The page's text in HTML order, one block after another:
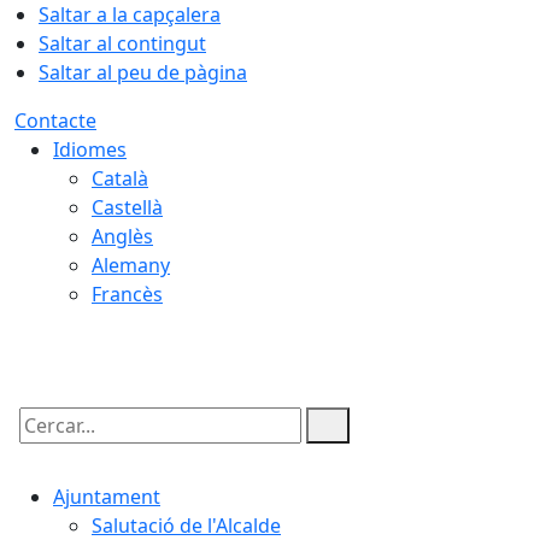
Saltar a la capçalera
Saltar al contingut
Saltar al peu de pàgina
Contacte
Idiomes
Català
Castellà
Anglès
Alemany
Francès
Cercar:
Ajuntament
Salutació de l'Alcalde